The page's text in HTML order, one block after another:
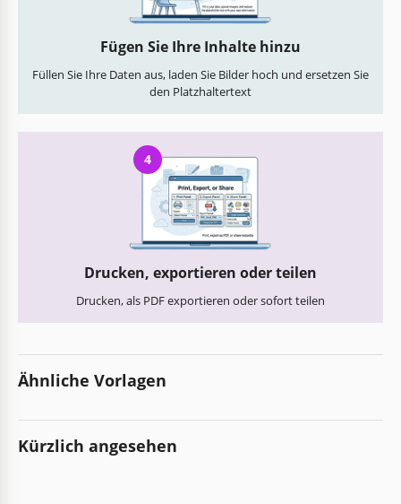
Fügen Sie Ihre Inhalte hinzu
Füllen Sie Ihre Daten aus, laden Sie Bilder hoch und ersetzen Sie
den Platzhaltertext
4
Drucken, exportieren oder teilen
Drucken, als PDF exportieren oder sofort teilen
Ähnliche Vorlagen
Kürzlich angesehen